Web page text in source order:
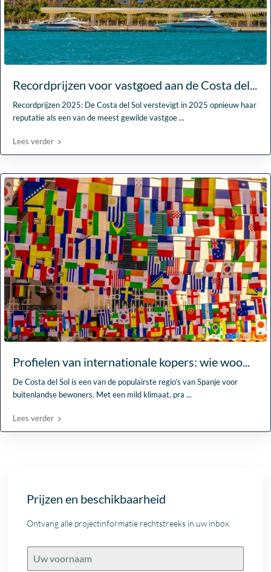
Recordprijzen voor vastgoed aan de Costa del...
Recordprijzen 2025: De Costa del Sol verstevigt in 2025 opnieuw haar
reputatie als een van de meest gewilde vastgoe...
Lees verder
Profielen van internationale kopers: wie woo...
De Costa del Sol is een van de populairste regio’s van Spanje voor
buitenlandse bewoners. Met een mild klimaat, pra...
Lees verder
Prijzen en beschikbaarheid
Ontvang alle projectinformatie rechtstreeks in uw inbox.